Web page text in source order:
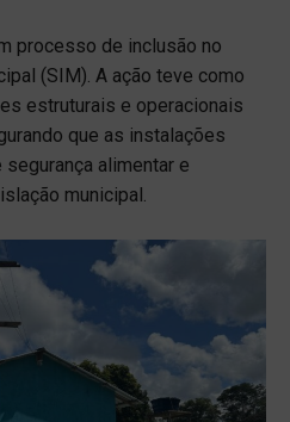
processo de inclusão no
(SIM). A ação teve como
estruturais e operacionais
que as instalações
alimentar e
municipal.